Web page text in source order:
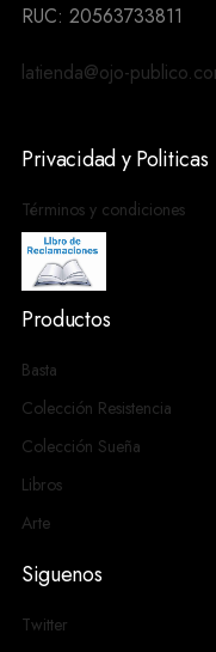
RUC: 20563733811
latienda@ojo-
Privacidad y Politicas
Términos y condiciones
Productos
Basta
Colección Resistencia
Colección Sueña
Libros
Arte
Siguenos
Twitter